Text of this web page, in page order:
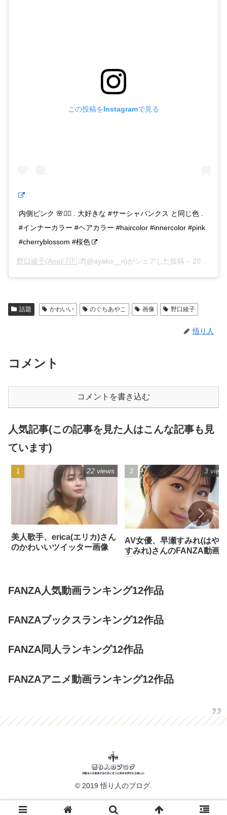
この投稿をInstagramで見る
内側ピンク 🌸💇‍♀️ . 大好きな #サーシャバンクス と同じ色 .
#インナーカラー #ヘアカラー #haircolor #innercolor #pink
#cherryblossom #桜色
野口綾子(Ana)🇯🇵 (@ayako__n)がシェアした投稿 – 2019年 3月月9日午前12時42分PST
話題 かわいい のぐちあやこ 画像 野口綾子
悟り人
コメント
コメントを書き込む
人気記事(この記事を見た人はこんな記事も見
ています)
美人歌手、erica(エリカ)さん
のかわいいツイッター画像
22 views
AV女優、早瀬すみれ(はやせ
すみれ)さんのFANZA動画
3
FANZA人気動画ランキング12作品
FANZAブックスランキング12作品
FANZA同人ランキング12作品
FANZAアニメ動画ランキング12作品
© 2019 悟り人のブログ.